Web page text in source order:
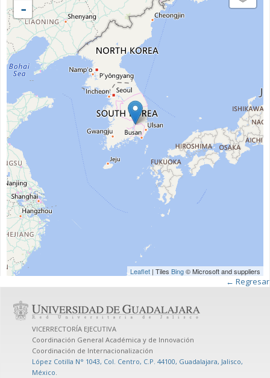
-
Leaflet | Tiles Bing© Microsoft and suppliers
← Regresar
VICERRECTORÍA EJECUTIVA
Coordinación General Académica y de Innovación
Coordinación de Internacionalización
López Cotilla N° 1043, Col. Centro, C.P. 44100, Guadalajara, Jalisco,
México.